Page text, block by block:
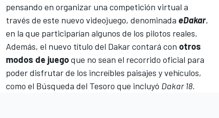
pensando en organizar una competición virtual a
través de este nuevo videojuego, denominada eDakar,
en la que participarían algunos de los pilotos reales.
Además, el nuevo título del Dakar contará con otros
modos de juegoque no sean el recorrido oficial para
poder disfrutar de los increíbles paisajes y vehículos,
como el Búsqueda del Tesoro que incluyó Dakar 18.